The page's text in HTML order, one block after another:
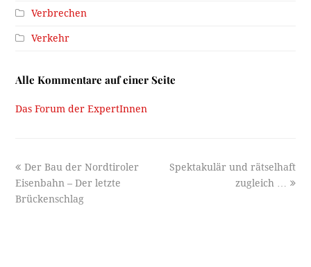
Verbrechen
Verkehr
Alle Kommentare auf einer Seite
Das Forum der ExpertInnen
previous
post:
Der Bau der Nordtiroler
Eisenbahn – Der letzte
Brückenschlag
next
Spektakulär und rätselhaft
zugleich …